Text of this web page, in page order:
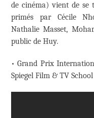
de cinéma) vient de se
primés par Cécile
Nathalie Masset,
public de Huy.
• Grand Prix
Spiegel Film & TV